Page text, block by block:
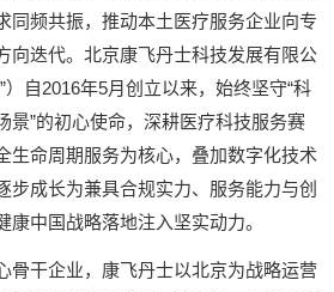
同频共振，推动本土医疗服务企业向专
向迭代。北京康飞丹士科技发展有限公
）自2016年5月创立以来，始终坚守“科
景”的初心使命，深耕医疗科技服务赛
生命周期服务为核心，叠加数字化技术
步成长为兼具合规实力、服务能力与创
中国战略落地注入坚实动力。
骨干企业，康飞丹士以北京为战略运营